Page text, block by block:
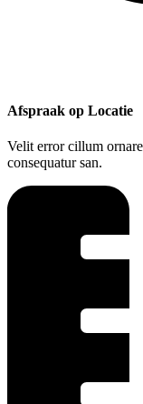
Afspraak op Locatie
Velit error cillum
consequatur san.